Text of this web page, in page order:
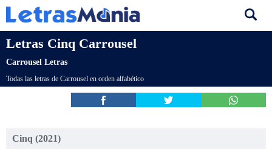
Letras Cinq Carrousel
Carrousel Letras
Todas las letras de Carrousel en orden alfabético
Cinq (2021)